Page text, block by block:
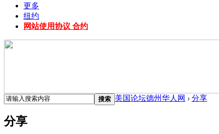
更多
纽约
网站使用协议 合约
搜索 美国论坛德州华人网 › 分享
分享